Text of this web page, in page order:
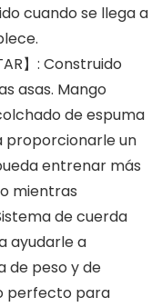
cuando se llega a
】: Construido
asas. Mango
de espuma
proporcionarle un
entrenar más
mientras
de cuerda
ayudarle a
de peso y de
perfecto para